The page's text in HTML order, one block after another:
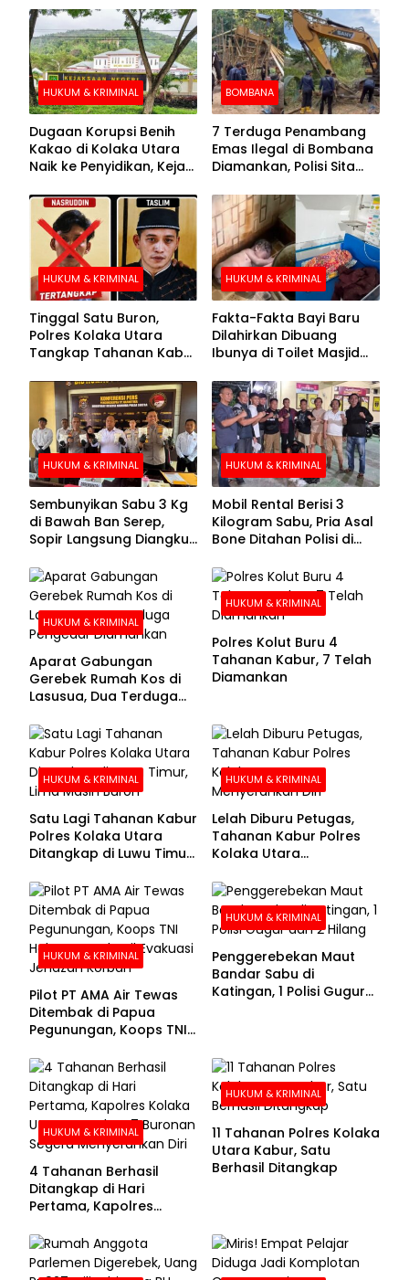
HUKUM & KRIMINAL
Dugaan Korupsi Benih
Kakao di Kolaka Utara
Naik ke Penyidikan, Kejari
BOMBANA
7 Terduga Penambang
Emas Ilegal di Bombana
Diamankan, Polisi Sita
Crusher
HUKUM & KRIMINAL
Tinggal Satu Buron,
Polres Kolaka Utara
Tangkap Tahanan Kabur
Pengejaran
HUKUM & KRIMINAL
Fakta-Fakta Bayi Baru
Dilahirkan Dibuang
Ibunya di Toilet Masjid
HUKUM & KRIMINAL
Sembunyikan Sabu 3 Kg
di Bawah Ban Serep,
Sopir Langsung Diangkut
HUKUM & KRIMINAL
Mobil Rental Berisi 3
Kilogram Sabu, Pria Asal
Bone Ditahan Polisi di
HUKUM & KRIMINAL
Aparat Gabungan
Gerebek Rumah Kos di
Lasusua, Dua Terduga
HUKUM & KRIMINAL
Polres Kolut Buru 4
Tahanan Kabur, 7 Telah
Diamankan
HUKUM & KRIMINAL
Satu Lagi Tahanan Kabur
Polres Kolaka Utara
Ditangkap di Luwu Timur,
HUKUM & KRIMINAL
Lelah Diburu Petugas,
Tahanan Kabur Polres
Kolaka Utara
HUKUM & KRIMINAL
Pilot PT AMA Air Tewas
Ditembak di Papua
Pegunungan, Koops TNI
Evakuasi Jenazah
Korban
HUKUM & KRIMINAL
Penggerebekan Maut
Bandar Sabu di
Katingan, 1 Polisi Gugur
HUKUM & KRIMINAL
4 Tahanan Berhasil
Ditangkap di Hari
Pertama, Kapolres
Buronan Segera
Menyerahkan Diri
HUKUM & KRIMINAL
11 Tahanan Polres Kolaka
Utara Kabur, Satu
Berhasil Ditangkap